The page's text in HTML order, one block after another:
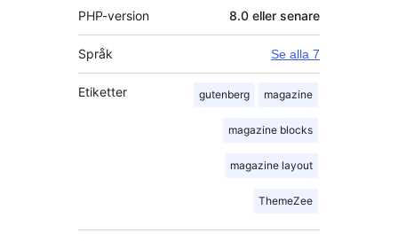
PHP-version 8.0 eller senare
Språk Se alla 7
Etiketter gutenberg magazine
magazine blocks
magazine layout
ThemeZee